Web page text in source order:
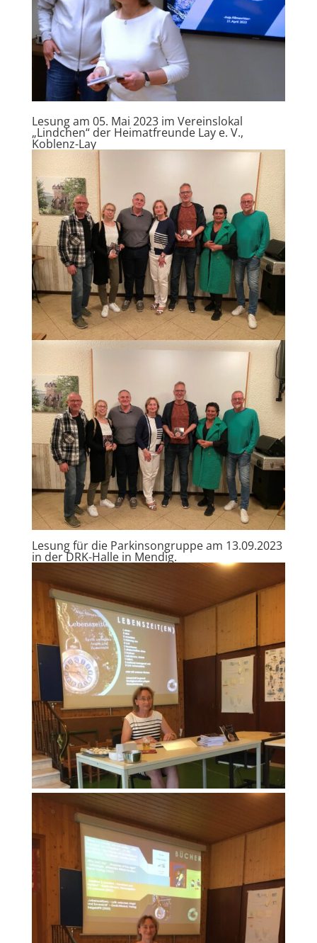
Lesung am 05. Mai 2023 im Vereinslokal
„Lindchen“ der Heimatfreunde Lay e. V.,
Koblenz-Lay
Lesung für die Parkinsongruppe am 13.09.2023
in der DRK-Halle in Mendig.